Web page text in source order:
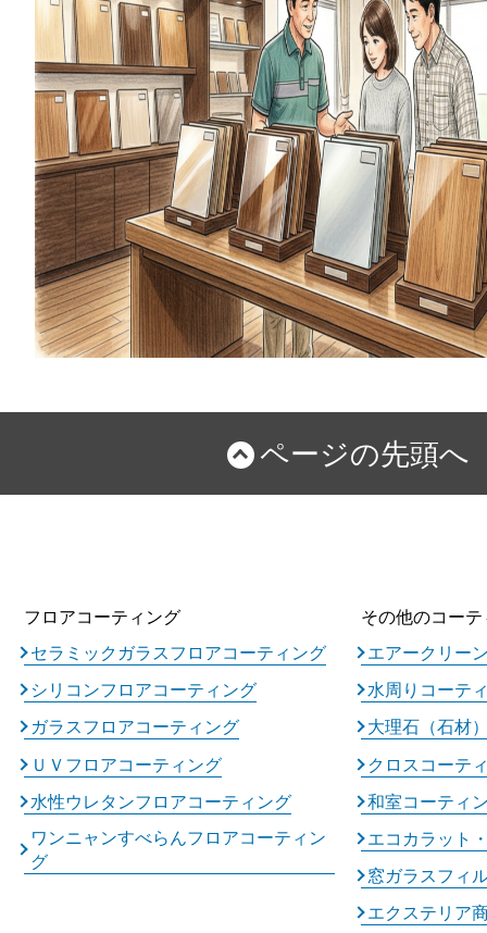
ページの先頭へ
フロアコーティング
セラミックガラスフロアコーティング
シリコンフロアコーティング
ガラスフロアコーティング
ＵＶフロアコーティング
水性ウレタンフロアコーティング
ワンニャンすべらんフロアコーティン
グ
その他のコー
エアークリー
水周りコーテ
大理石（石材
クロスコーテ
和室コーティ
エコカラット
窓ガラスフィ
エクステリア